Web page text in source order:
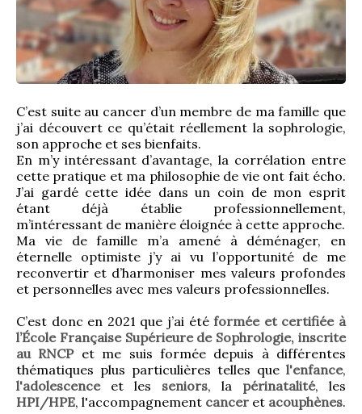
C’est suite au cancer d’un membre de ma famille que
j’ai découvert ce qu’était réellement la sophrologie,
son approche et ses bienfaits.
En m’y intéressant d’avantage, la corrélation entre
cette pratique et ma philosophie de vie ont fait écho.
J’ai gardé cette idée dans un coin de mon esprit
étant déjà établie professionnellement,
m’intéressant de manière éloignée à cette approche.
Ma vie de famille m’a amené à déménager, en
éternelle optimiste j’y ai vu l’opportunité de me
reconvertir et d’harmoniser mes valeurs profondes
et personnelles avec mes valeurs professionnelles.
C’est donc en 2021 que j’ai été formée et certifiée à
l’École Française Supérieure de Sophrologie, inscrite
au RNCP et me suis formée depuis à différentes
thématiques plus particulières telles que l'enfance
l'adolescence et les seniors, la périnatalité
HPI/HPE, l'accompagnement cancer et acouphènes.